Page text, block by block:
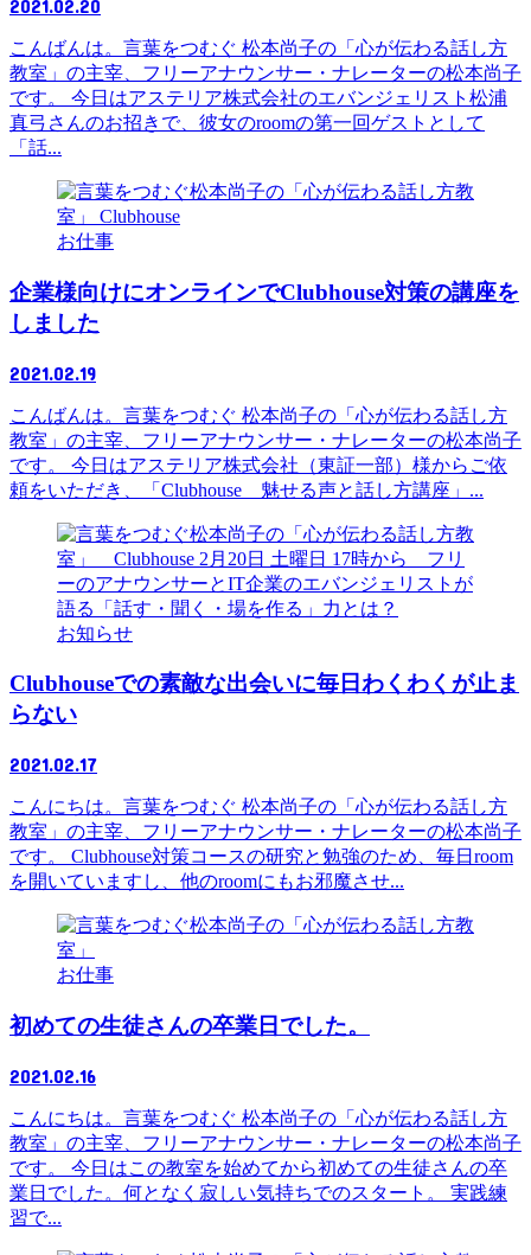
2021.02.20
こんばんは。言葉をつむぐ 松本尚子の「心が伝わる話し方
教室」の主宰、フリーアナウンサー・ナレーターの松本尚子
です。 今日はアステリア株式会社のエバンジェリスト松浦
真弓さんのお招きで、彼女のroomの第一回ゲストとして
「話...
お仕事
企業様向けにオンラインでClubhouse対策の講座を
しました
2021.02.19
こんばんは。言葉をつむぐ 松本尚子の「心が伝わる話し方
教室」の主宰、フリーアナウンサー・ナレーターの松本尚子
です。 今日はアステリア株式会社（東証一部）様からご依
頼をいただき、「Clubhouse 魅せる声と話し方講座」...
お知らせ
Clubhouseでの素敵な出会いに毎日わくわくが止ま
らない
2021.02.17
こんにちは。言葉をつむぐ 松本尚子の「心が伝わる話し方
教室」の主宰、フリーアナウンサー・ナレーターの松本尚子
です。 Clubhouse対策コースの研究と勉強のため、毎日room
を開いていますし、他のroomにもお邪魔させ...
お仕事
初めての生徒さんの卒業日でした。
2021.02.16
こんにちは。言葉をつむぐ 松本尚子の「心が伝わる話し方
教室」の主宰、フリーアナウンサー・ナレーターの松本尚子
です。 今日はこの教室を始めてから初めての生徒さんの卒
業日でした。何となく寂しい気持ちでのスタート。 実践練
習で...